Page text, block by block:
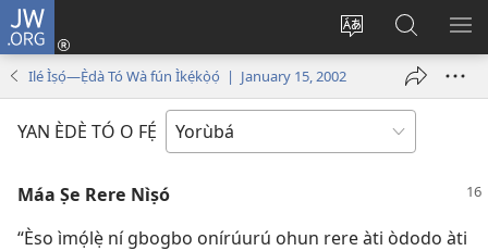
JW.ORG
Yí
pa
Wọlé
(opens
Wa
JW.ORG
Ilé Ìṣọ́—Ẹ̀dà Tó Wà fún Ìkẹ́kọ̀ọ́ | January 15, 2002
YAN ÈDÈ TÓ O FẸ́
Máa Ṣe Rere Nìṣó
“Èso ìmọ́lẹ̀ ní gbogbo onírúurú ohun rere àti òdodo àti